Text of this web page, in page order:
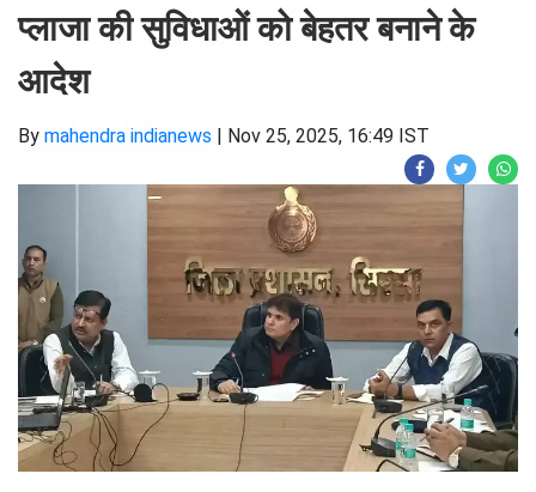
प्लाजा की सुविधाओं को बेहतर बनाने के
आदेश
By mahendra indianews | Nov 25, 2025, 16:49 IST